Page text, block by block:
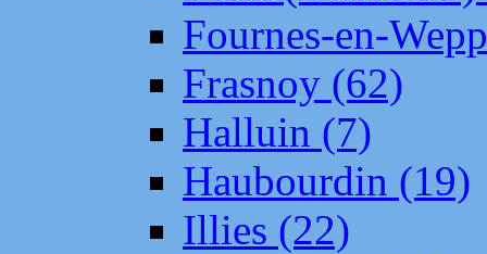
Fournes-en-
Frasnoy (62)
Halluin (7)
Haubourdin (19)
Illies (22)